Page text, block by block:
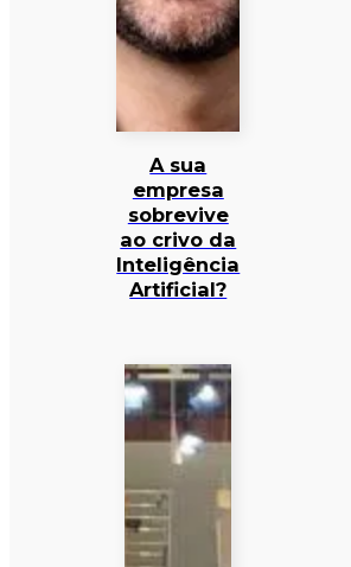
A sua
empresa
sobrevive
ao crivo da
Inteligência
Artificial?